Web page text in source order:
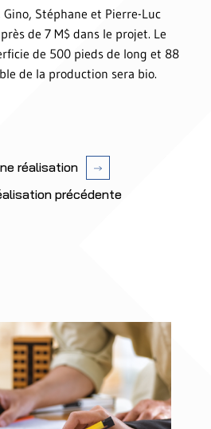
Stéphane et Pierre-Luc
de 7 M$ dans le projet. Le
de 500 pieds de long et 88
de la production sera bio.
réalisation
précédente